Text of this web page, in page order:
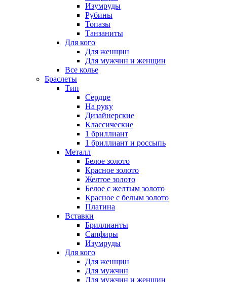
Изумруды
Рубины
Топазы
Танзаниты
Для кого
Для женщин
Для мужчин и женщин
Все колье
Браслеты
Тип
Сердце
На руку
Дизайнерские
Классические
1 бриллиант
1 бриллиант и россыпь
Металл
Белое золото
Красное золото
Желтое золото
Белое с желтым золото
Красное с белым золото
Платина
Вставки
Бриллианты
Сапфиры
Изумруды
Для кого
Для женщин
Для мужчин
Для мужчин и женщин